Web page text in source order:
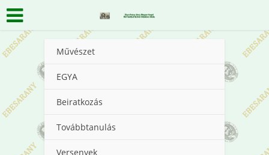
Művészet
EGYA
Beiratkozás
Továbbtanulás
Versenyek